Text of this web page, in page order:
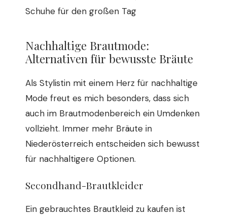
Schuhe für den großen Tag
Nachhaltige Brautmode:
Alternativen für bewusste Bräute
Als Stylistin mit einem Herz für nachhaltige
Mode freut es mich besonders, dass sich
auch im Brautmodenbereich ein Umdenken
vollzieht. Immer mehr Bräute in
Niederösterreich entscheiden sich bewusst
für nachhaltigere Optionen.
Secondhand-Brautkleider
Ein gebrauchtes Brautkleid zu kaufen ist